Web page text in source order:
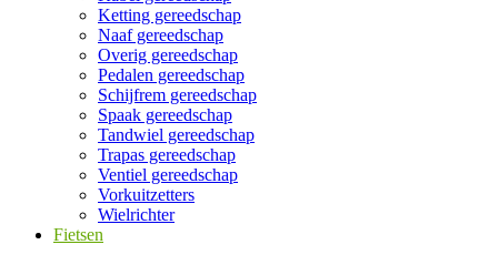
Ketting gereedschap
Naaf gereedschap
Overig gereedschap
Pedalen gereedschap
Schijfrem gereedschap
Spaak gereedschap
Tandwiel gereedschap
Trapas gereedschap
Ventiel gereedschap
Vorkuitzetters
Wielrichter
Fietsen